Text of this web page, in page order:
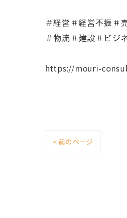
＃経営＃経営不振＃
＃物流＃建設＃ビジ
https://mouri-
< 前のページ